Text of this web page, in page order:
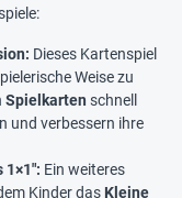
Dieses Kartenspiel
Weise zu
Spielkarten schnell
und verbessern ihre
1×1": Ein weiteres
Kinder das Kleine